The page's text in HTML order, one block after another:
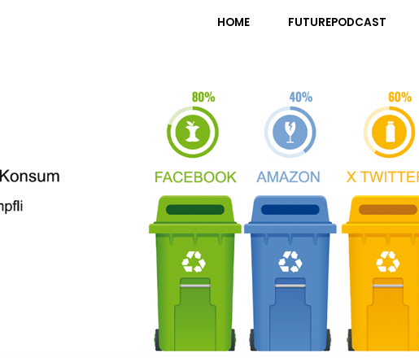
HOME FUTUREPODCAST